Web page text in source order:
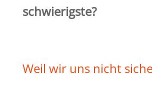
schwierigste?
Weil wir uns nicht